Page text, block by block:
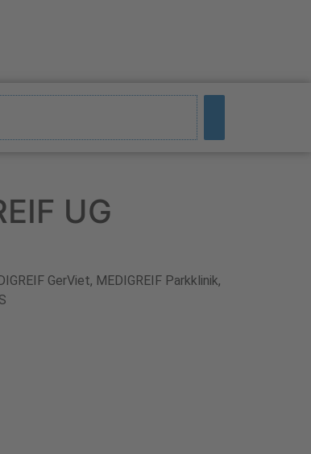
UG
GerViet, MEDIGREIF Parkklinik,